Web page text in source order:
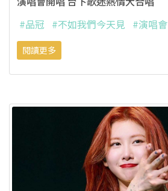
#品冠 #不如我們今天見 #演唱會
閱讀更多